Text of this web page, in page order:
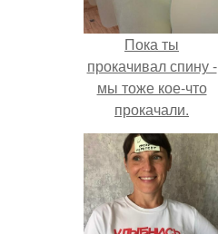
Пока ты
прокачивал спину -
мы тоже кое-что
прокачали.